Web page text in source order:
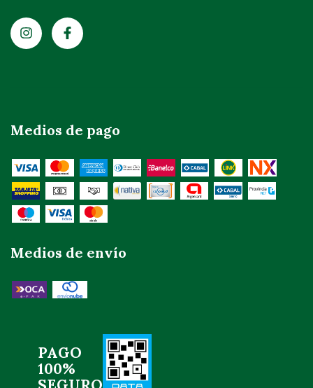
Medios de pago
Medios de envío
PAGO
100%